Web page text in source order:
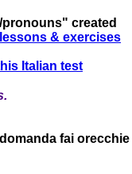
created
& exercises
Italian test
fai orecchie